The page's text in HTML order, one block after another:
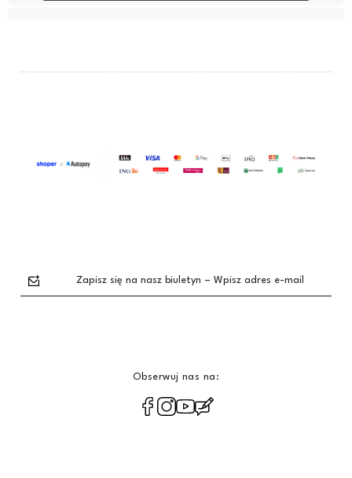
Zapisz się na nasz biuletyn – Wpisz adres e-mail
Obserwuj nas na: